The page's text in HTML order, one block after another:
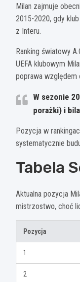
Milan zajmuje
2015-2020, gdy
z Interu.
Ranking światowy
UEFA klubowym
poprawa względem
W sezonie
porażki) i
Pozycja w
systematycznie
Tabela
Aktualna pozycja
mistrzostwo, choć
Pozycja
1
2